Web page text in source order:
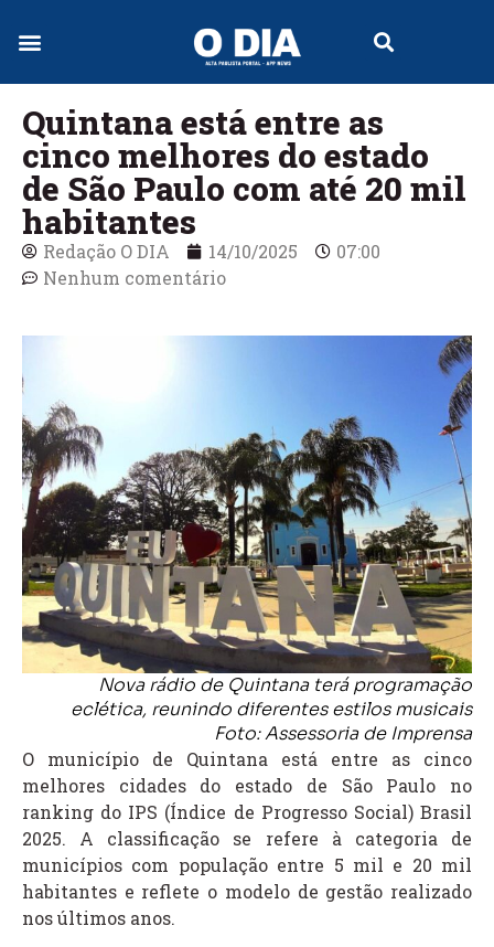
Quintana está entre as
cinco melhores do estado
de São Paulo com até 20 mil
habitantes
Redação O DIA 14/10/2025
07:00
Nenhum comentário
Nova rádio de Quintana terá programação
eclética, reunindo diferentes estilos musicais
Foto: Assessoria de Imprensa
O município de Quintana está entre as cinco
melhores cidades do estado de São Paulo no
ranking do IPS (Índice de Progresso Social) Brasil
2025. A classificação se refere à categoria de
municípios com população entre 5 mil e 20 mil
habitantes e reflete o modelo de gestão realizado
nos últimos anos.